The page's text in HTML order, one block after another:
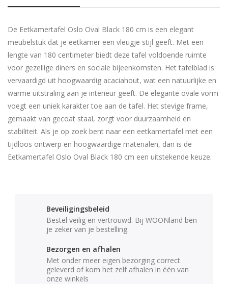
De Eetkamertafel Oslo Oval Black 180 cm is een elegant
meubelstuk dat je eetkamer een vleugje stijl geeft. Met een
lengte van 180 centimeter biedt deze tafel voldoende ruimte
voor gezellige diners en sociale bijeenkomsten. Het tafelblad is
vervaardigd uit hoogwaardig acaciahout, wat een natuurlijke en
warme uitstraling aan je interieur geeft. De elegante ovale vorm
voegt een uniek karakter toe aan de tafel. Het stevige frame,
gemaakt van gecoat staal, zorgt voor duurzaamheid en
stabiliteit. Als je op zoek bent naar een eetkamertafel met een
tijdloos ontwerp en hoogwaardige materialen, dan is de
Eetkamertafel Oslo Oval Black 180 cm een uitstekende keuze.
Beveiligingsbeleid
Bestel veilig en vertrouwd. Bij WOONland ben
je zeker van je bestelling.
Bezorgen en afhalen
Met onder meer eigen bezorging correct
geleverd of kom het zelf afhalen in één van
onze winkels